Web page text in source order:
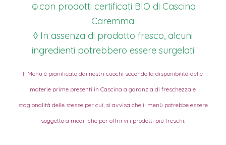
☺con prodotti certificati BIO di Cascina
Caremma
◊ In assenza di prodotto fresco, alcuni
ingredienti potrebbero essere surgelati
Il Menu è pianificato dai nostri cuochi secondo la disponibilità delle
materie prime presenti in Cascina a garanzia di freschezza e
stagionalità delle stesse per cui, si avvisa che il menù potrebbe essere
soggetto a modifiche per offrirvi i prodotti più freschi.